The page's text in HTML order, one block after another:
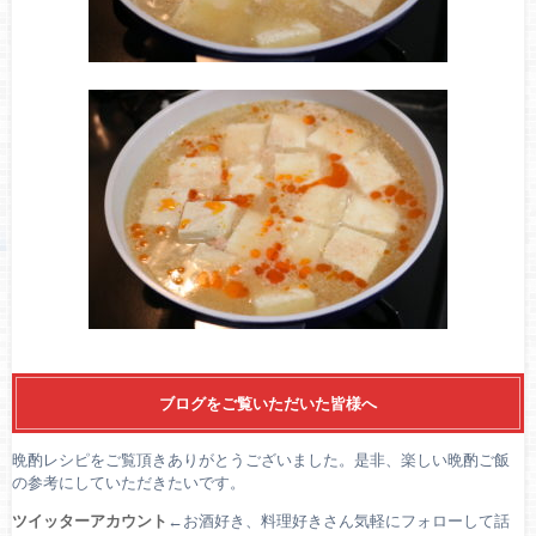
ブログをご覧いただいた皆様へ
晩酌レシピをご覧頂きありがとうございました。是非、楽しい晩酌ご飯
の参考にしていただきたいです。
ツイッターアカウント ←お酒好き、料理好きさん気軽にフォローして話